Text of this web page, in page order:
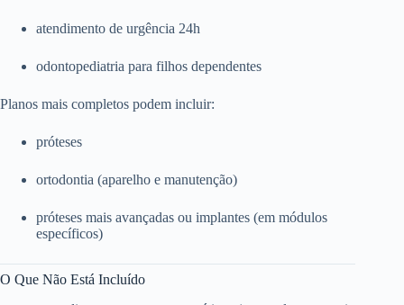
atendimento de urgência 24h
odontopediatria para filhos dependentes
Planos mais completos podem incluir:
próteses
ortodontia (aparelho e manutenção)
próteses mais avançadas ou implantes (em módulos
específicos)
O Que Não Está Incluído